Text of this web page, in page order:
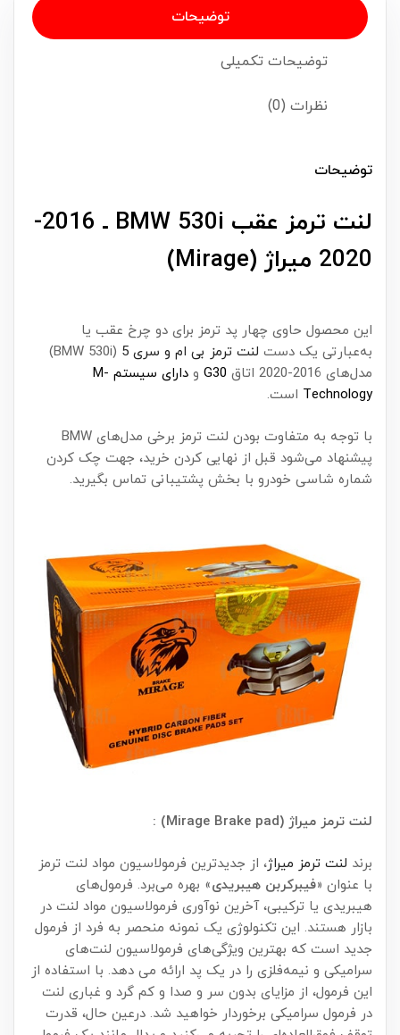
توضیحات
توضیحات تکمیلی
نظرات (0)
توضیحات
لنت ترمز عقب BMW 530i ـ 2016-
2020 میراژ (Mirage)
این محصول حاوی چهار پد ترمز برای دو چرخ عقب یا
به‌عبارتی یک دست لنت ترمز بی ام و سری 5
(BMW 530i)
مدل‌های 2016-2020 اتاق
G30 و
دارای سیستم‌ M-
Technology است.
با توجه به متفاوت بودن لنت ترمز برخی مدل‌های BMW
پیشنهاد می‌شود قبل از نهایی کردن خرید، جهت چک کردن
شماره شاسی خودرو با بخش پشتیبانی تماس بگیرید.
لنت ترمز میراژ (Mirage Brake pad) :
برند لنت ترمز میراژ، از جدیدترین فرمولاسیون مواد لنت ترمز
با عنوان «فیبرکربن هیبریدی» بهره می‌برد. فرمول‌های
هیبریدی یا ترکیبی، آخرین نوآوری فرمولاسیون مواد لنت در
بازار هستند. این تکنولوژی یک نمونه منحصر به فرد از فرمول
جدید است که بهترین ویژگی‌های فرمولاسیون لنت‌های
سرامیکی و نیمه‌فلزی را در یک پد ارائه می دهد. با استفاده از
این فرمول، از مزایای بدون سر و صدا و کم گرد و غباری لنت
در فرمول سرامیکی برخوردار خواهید شد. درعین حال، قدرت